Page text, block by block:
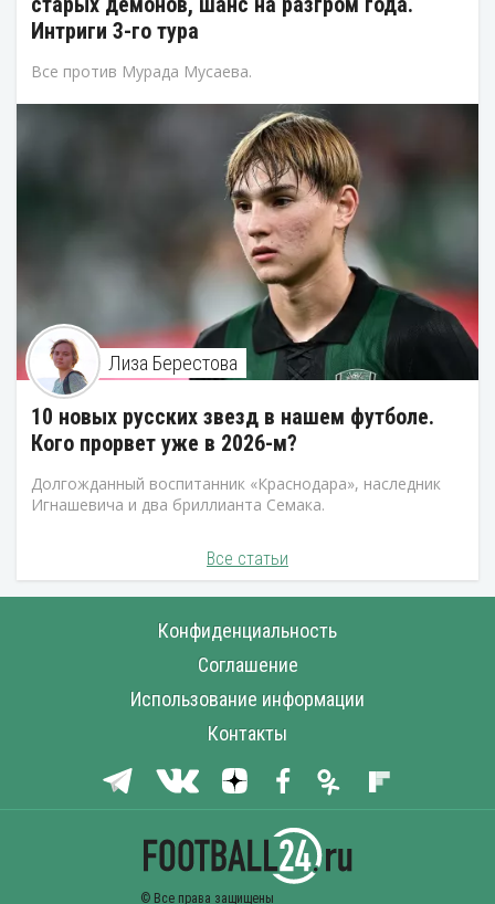
Интриги 3-го тура
Все против Мурада Мусаева.
Лиза Берестова
10 новых русских звезд в нашем футболе.
Кого прорвет уже в 2026-м?
Долгожданный воспитанник «Краснодара», наследник
Игнашевича и два бриллианта Семака.
Все статьи
Конфиденциальность
Соглашение
Использование информации
Контакты